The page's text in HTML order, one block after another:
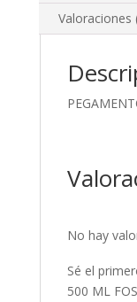
Valoraciones
No hay
Sé el
500 ML